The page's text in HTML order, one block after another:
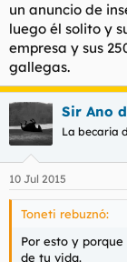
un anuncio de
luego él solito y
empresa y sus
gallegas.
Sir Ano
La becaria
10 Jul 2015
Toneti rebuznó:
Por esto y
de tu vida.